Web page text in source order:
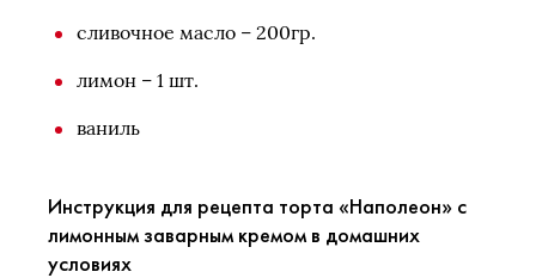
сливочное масло – 200гр.
лимон – 1 шт.
ваниль
Инструкция для рецепта торта «Наполеон» с
лимонным заварным кремом в домашних
условиях